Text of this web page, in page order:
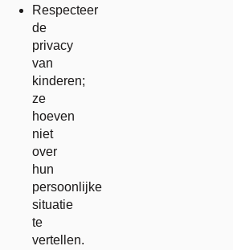
Respecteer
de
privacy
van
kinderen;
ze
hoeven
niet
over
hun
persoonlijke
situatie
te
vertellen.